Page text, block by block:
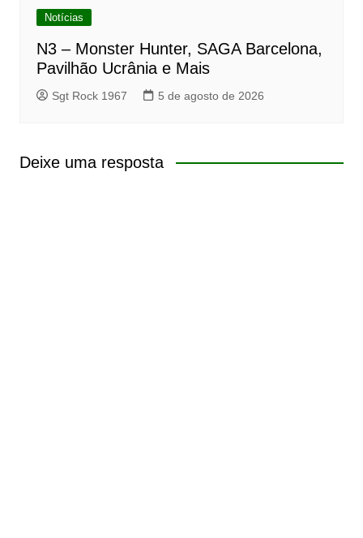
Notícias
N3 – Monster Hunter, SAGA Barcelona,
Pavilhão Ucrânia e Mais
Sgt Rock 1967 5 de agosto de 2026
Deixe uma resposta